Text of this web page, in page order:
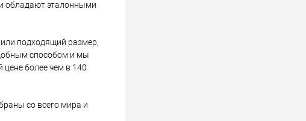
обладают эталонными
подходящий размер,
способом и мы
цене более чем в 140
со всего мира и